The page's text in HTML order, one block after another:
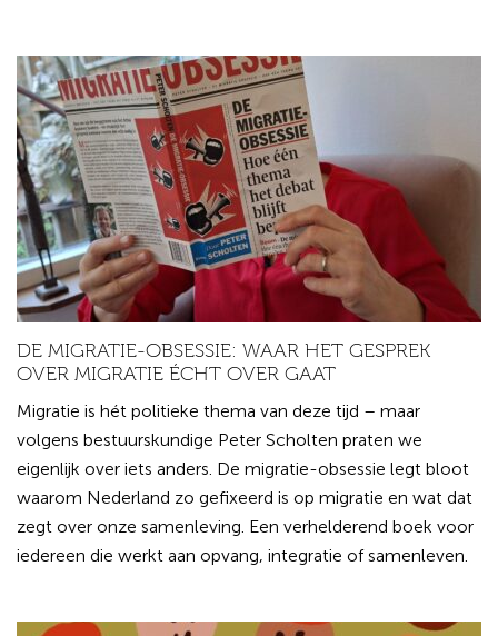
DE MIGRATIE-OBSESSIE: WAAR HET GESPREK
OVER MIGRATIE ÉCHT OVER GAAT
Migratie is hét politieke thema van deze tijd – maar
volgens bestuurskundige Peter Scholten praten we
eigenlijk over iets anders. De migratie-obsessie legt bloot
waarom Nederland zo gefixeerd is op migratie en wat dat
zegt over onze samenleving. Een verhelderend boek voor
iedereen die werkt aan opvang, integratie of samenleven.